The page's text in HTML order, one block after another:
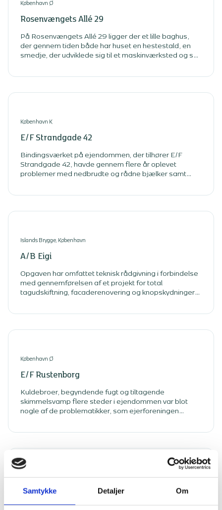
Samtykke Detaljer Om
København Ø
Rosenvængets Allé 29
På Rosenvængets Allé 29 ligger der et lille baghus,
der gennem tiden både har huset en hestestald, en
smedje, der udviklede sig til et maskinværksted og så
København K
E/F Strandgade 42
Bindingsværket på ejendommen, der tilhører E/F
Strandgade 42, havde gennem flere år oplevet
problemer med nedbrudte og rådne bjælker samt
ejendommens tag og facader taget højde for de
Islands Brygge, København
A/B Eigi
Opgaven har omfattet teknisk rådgivning i forbindelse
med gennemførelsen af et projekt for total
tagudskiftning, facaderenovering og knopskydninger
København Ø
E/F Rustenborg
Kuldebroer, begyndende fugt og tiltagende
skimmelsvamp flere steder i ejendommen var blot
nogle af de problematikker, som ejerforeningen
København V
E/F Sønder Boulevard 34-36